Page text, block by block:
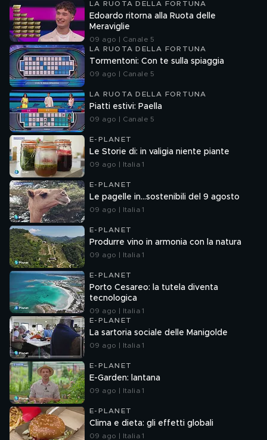
LA RUOTA DELLA FORTUNA
Edoardo ritorna alla Ruota delle
Meraviglie
09 ago | Canale 5
LA RUOTA DELLA FORTUNA
Tormentoni: Con te sulla spiaggia
09 ago | Canale 5
LA RUOTA DELLA FORTUNA
Piatti estivi: Paella
09 ago | Canale 5
E-PLANET
Le Storie di: in valigia niente piante
09 ago | Italia 1
E-PLANET
Le pagelle in...sostenibili del 9 agosto
09 ago | Italia 1
E-PLANET
Produrre vino in armonia con la natura
09 ago | Italia 1
E-PLANET
Porto Cesareo: la tutela diventa
tecnologica
09 ago | Italia 1
E-PLANET
La sartoria sociale delle Manigolde
09 ago | Italia 1
E-PLANET
E-Garden: lantana
09 ago | Italia 1
E-PLANET
Clima e dieta: gli effetti globali
09 ago | Italia 1